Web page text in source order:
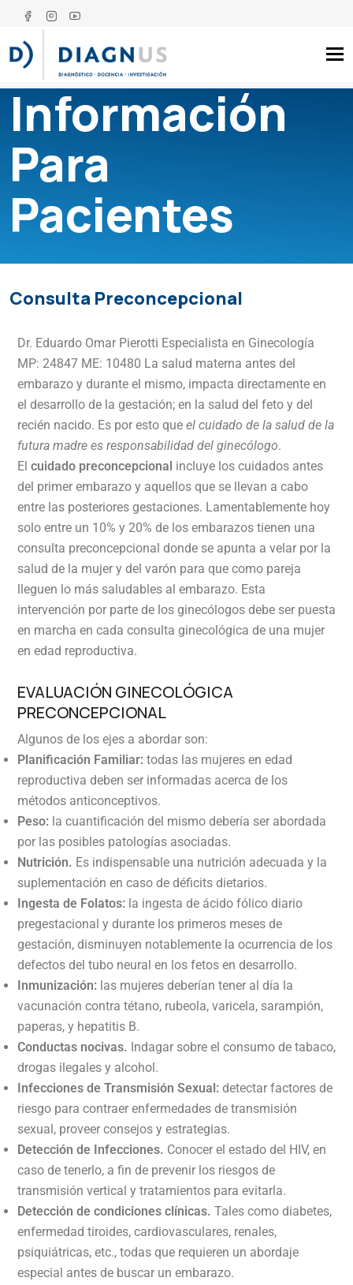
Información
Para
Pacientes
Consulta Preconcepcional
Dr. Eduardo Omar Pierotti Especialista en Ginecología
MP: 24847 ME: 10480 La salud materna antes del
embarazo y durante el mismo, impacta directamente en
el desarrollo de la gestación; en la salud del feto y del
recién nacido. Es por esto que el cuidado de la salud de la
futura madre es responsabilidad del ginecólogo.
El cuidado preconcepcional incluye los cuidados antes
del primer embarazo y aquellos que se llevan a cabo
entre las posteriores gestaciones. Lamentablemente hoy
solo entre un 10% y 20% de los embarazos tienen una
consulta preconcepcional donde se apunta a velar por la
salud de la mujer y del varón para que como pareja
lleguen lo más saludables al embarazo. Esta
intervención por parte de los ginecólogos debe ser puesta
en marcha en cada consulta ginecológica de una mujer
en edad reproductiva.
EVALUACIÓN GINECOLÓGICA
PRECONCEPCIONAL
Algunos de los ejes a abordar son:
Planificación Familiar: todas las mujeres en edad
reproductiva deben ser informadas acerca de los
métodos anticonceptivos.
Peso: la cuantificación del mismo debería ser abordada
por las posibles patologías asociadas.
Nutrición. Es indispensable una nutrición adecuada y la
suplementación en caso de déficits dietarios.
Ingesta de Folatos: la ingesta de ácido fólico diario
pregestacional y durante los primeros meses de
gestación, disminuyen notablemente la ocurrencia de los
defectos del tubo neural en los fetos en desarrollo.
Inmunización: las mujeres deberían tener al día la
vacunación contra tétano, rubeola, varicela, sarampión,
paperas, y hepatitis B.
Conductas nocivas. Indagar sobre el consumo de tabaco,
drogas ilegales y alcohol.
Infecciones de Transmisión Sexual: detectar factores de
riesgo para contraer enfermedades de transmisión
sexual, proveer consejos y estrategias.
Detección de Infecciones. Conocer el estado del HIV, en
caso de tenerlo, a fin de prevenir los riesgos de
transmisión vertical y tratamientos para evitarla.
Detección de condiciones clínicas. Tales como diabetes,
enfermedad tiroides, cardiovasculares, renales,
psiquiátricas, etc., todas que requieren un abordaje
especial antes de buscar un embarazo.